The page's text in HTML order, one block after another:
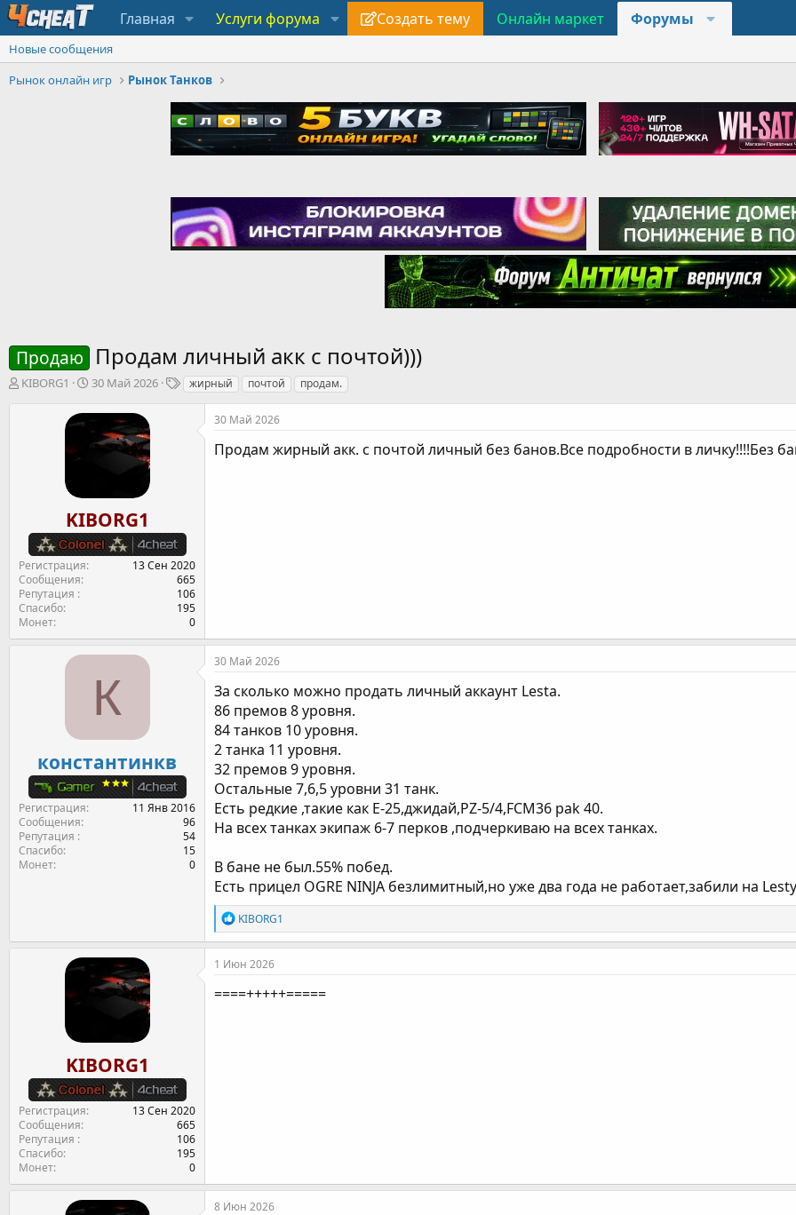
Главная Услуги форума Создать тему Онлайн маркет Форумы
Новые сообщения
Рынок онлайн игр
Рынок Танков
Продаю Продам личный акк с почтой)))
А
KIBORG1
Д
т
а
н
л
а
30 Май 2026
Тжирный почтой продам.
KIBORG1
Регистрация
13 Сен 2020
Сообщения
665
Репутация
106
Спасибо
195
Монет
0
30 Май 2026
Продам жирный акк. с почтой личный без банов.Все подробности в личку!!!!Без
К
константинкв
Регистрация
11 Янв 2016
Сообщения
96
Репутация
54
Спасибо
15
Монет
0
30 Май 2026
За сколько можно продать личный аккаунт Lesta.
86 премов 8 уровня.
84 танков 10 уровня.
2 танка 11 уровня.
32 премов 9 уровня.
Остальные 7,6,5 уровни 31 танк.
Есть редкие ,такие как E-25,джидай,PZ-5/4,FCM36 pak 40.
На всех танках экипаж 6-7 перков ,подчеркиваю на всех танках.
В бане не был.55% побед.
Есть прицел OGRE NINJA безлимитный,но уже два года не работает,забили на
Р
е
а
к
KIBORG1
KIBORG1
Регистрация
13 Сен 2020
Сообщения
665
Репутация
106
Спасибо
195
Монет
0
1 Июн 2026
====+++++=====
8 Июн 2026